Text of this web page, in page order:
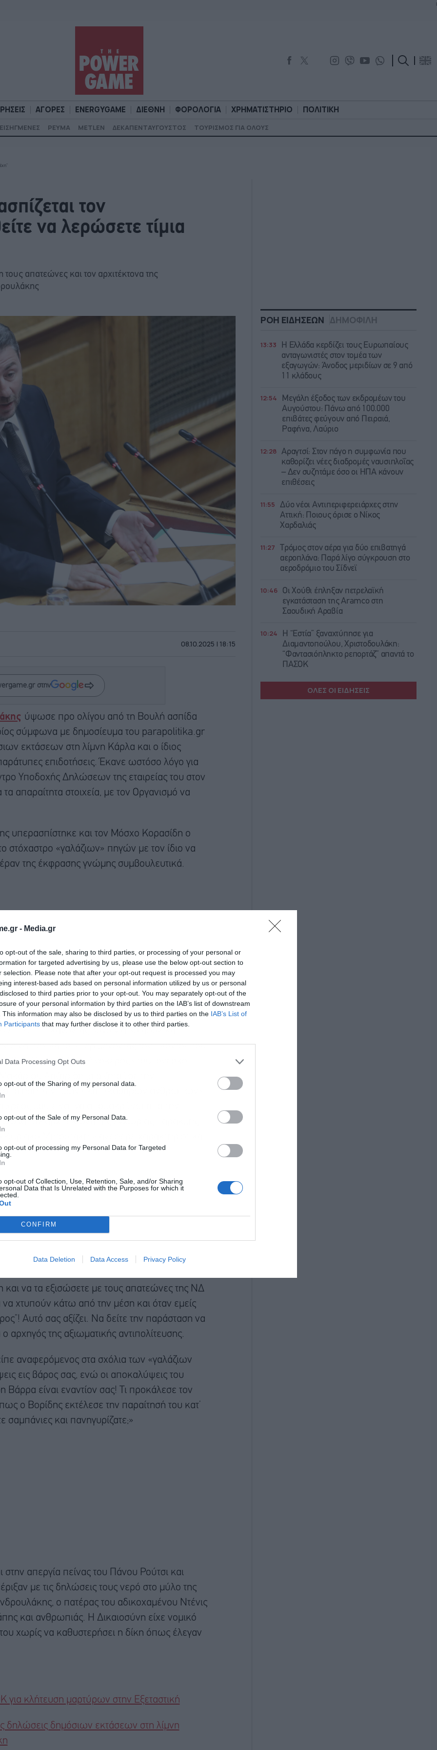
- Media.gr
opt-out of the sale, sharing to third parties, or processing of your personal or
for targeted advertising by us, please use the below opt-out section to
selection. Please note that after your opt-out request is processed you may
interest-based ads based on personal information utilized by us or personal
to third parties prior to your opt-out. You may separately opt-out of the
of your personal information by third parties on the IAB’s list of downstream
This information may also be disclosed by us to third parties on the IAB’s List of
Participants that may further disclose it to other third parties.
Data Processing Opt Outs
opt-out of the Sharing of my personal data.
opt-out of the Sale of my Personal Data.
opt-out of processing my Personal Data for Targeted
opt-out of Collection, Use, Retention, Sale, and/or Sharing
Data that Is Unrelated with the Purposes for which it
CONFIRM
Data Deletion Data Access Privacy Policy
ΑΓΟΡΕΣ ENERGYGAME ΔΙΕΘΝΗ ΦΟΡΟΛΟΓΙΑ ΧΡΗΜΑΤΙΣΤΗΡΙΟ ΠΟΛΙΤΙΚΗ
ΕΙΣΗΓΜΕΝΕΣ ΡΕΥΜΑ METLEN ΔΕΚΑΠΕΝΤΑΥΓΟΥΣΤΟΣ ΤΟΥΡΙΣΜΟΣ ΓΙΑ ΟΛΟΥΣ
τον
να λερώσετε τίμια
απατεώνες και τον αρχιτέκτονα της
08.10.2025 | 18:15
στην
ύψωσε προ ολίγου από τη Βουλή ασπίδα
σύμφωνα με δημοσίευμα του parapolitika.gr
εκτάσεων στη λίμνη Κάρλα και ο ίδιος
επιδοτήσεις. Έκανε ωστόσο λόγο για
Υποδοχής Δηλώσεων της εταιρείας του στον
απαραίτητα στοιχεία, με τον Οργανισμό να
υπερασπίστηκε και τον Μόσχο Κορασίδη ο
στόχαστρο «γαλάζιων» πηγών με τον ίδιο να
της έκφρασης γνώμης συμβουλευτικά.
της Βουλής ο Νίκος Ανδρουλάκης αναφέρθηκε
ΟΠΕΚΕΠΕ κάνοντας λόγο για «θίασο» και
είναι τελικά το «Περιμένοντας τον Γκοντό» του
αλλά ο «Ρινόκερος» του Ιονέσκο.
Λαζαρίδη (σ.σ ζητούσε την
«έντιμων» και «καθαρών ανθρώπων»
μου είναι να απομακρύνω από την
τον αρχιτέκτονα της εγχώριας παρακμής,
Μητσοτάκη!» ανέφερε χαρακτηριστικά.
και να τα εξισώσετε με τους απατεώνες της ΝΔ
χτυπούν κάτω από την μέση και όταν εμείς
Αυτό σας αξίζει. Να δείτε την παράσταση να
της αξιωματικής αντιπολίτευσης.
αναφερόμενος στα σχόλια των «γαλάζιων
εις βάρος σας, ενώ οι αποκαλύψεις του
είναι εναντίον σας! Τι προκάλεσε τον
ο Βορίδης εκτέλεσε την παραίτησή του κατ’
σαμπάνιες και πανηγυρίζατε;»
απεργία πείνας του Πάνου Ρούτσι και
με τις δηλώσεις τους νερό στο μύλο της
ο πατέρας του αδικοχαμένου Ντένις
και ανθρωπιάς. Η Δικαιοσύνη είχε νομικό
του χωρίς να καθυστερήσει η δίκη όπως έλεγαν
κλήτευση μαρτύρων στην Εξεταστική
δημόσιων εκτάσεων στη λίμνη
ΡΟΗ ΕΙΔΗΣΕΩΝ ΔΗΜΟΦΙΛΗ
13:33
Η Ελλάδα κερδίζει τους Ευρωπαίους
ανταγωνιστές στον τομέα των
εξαγωγών: Άνοδος μεριδίων σε 9 από
11 κλάδους
12:54
Μεγάλη έξοδος των εκδρομέων του
Αυγούστου: Πάνω από 100.000
επιβάτες φεύγουν από Πειραιά,
Ραφήνα, Λαύριο
12:28 Αραγτσί: Στον πάγο η συμφωνία που
καθορίζει νέες διαδρομές ναυσιπλοΐας
– Δεν συζητάμε όσο οι ΗΠΑ κάνουν
επιθέσεις
11:55
Δύο νέοι Αντιπεριφερειάρχες στην
Αττική: Ποιους όρισε ο Νίκος
Χαρδαλιάς
11:27
Τρόμος στον αέρα για δύο επιβατηγά
αεροπλάνα: Παρά λίγο σύγκρουση στο
αεροδρόμιο του Σίδνεϊ
10:46
Οι Χούθι έπληξαν πετρελαϊκή
εγκατάσταση της Aramco στη
Σαουδική Αραβία
10:24
Η “Εστία” ξαναχτύπησε για
Διαμαντοπούλου, Χριστοδουλάκη:
“Φαντασιόπληκτο ρεπορτάζ” απαντά το
ΠΑΣΟΚ
ΟΛΕΣ ΟΙ ΕΙΔΗΣΕΙΣ